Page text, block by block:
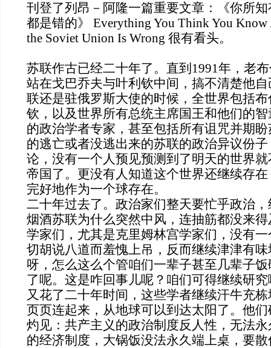
刊登了列昂－阿隆一篇重要文章：《你所
都是错的》
Everything You Think You Know
the Soviet Union Is Wrong 很有看头。
苏联作古已经二十年了。直到 1991年，老
站在戈巴乔夫与叶利钦中间，搞不清楚他
联还是驻俄罗斯大使的时候，全世界包括
钦，以及世界所有总统主席国王和他们的
的政治学者专家，甚至包括所有诅咒并期
的逃亡或者没逃出来的苏联的政治异议份
论， 没有一个人预见预测到了明天的世界
帝国了。更没有人知道这个世界还继续存
完好地作为一个球存在。
二十年过去了。政治家们整天要忙乎政治
烟酒苏联为什么突然中风，连抽筋都没来
学家们，尤其是克里姆林宫学家们，没有
切胡说八道而羞愧上吊，反而继续津津有
呀，怎么这么个管咱们一辈子甚至几辈子
了呢。这是咋回事儿呢？咱们可得继续研究
又花了二十年时间，这些学者继续汗牛充
页页连起来，从地球可以到达太阳了。他
灼见：共产主义的政治制度反人性，无法
的经济制度，大锅饭没法永久端上桌，要